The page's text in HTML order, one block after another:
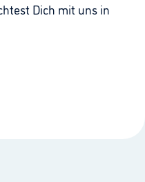
Dich mit uns in